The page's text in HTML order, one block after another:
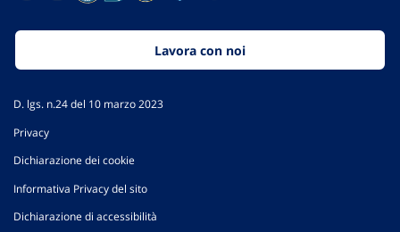
Lavora con noi
D. lgs. n.24 del 10 marzo 2023
Privacy
Dichiarazione dei cookie
Informativa Privacy del sito
Dichiarazione di accessibilità